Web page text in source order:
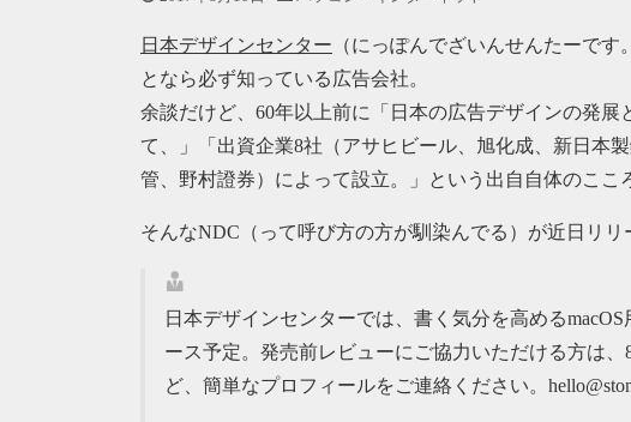
日本デザインセンター （にっぽんでざいんせんたーで
となら必ず知っている広告会社。
余談だけど、60年以上前に「日本の広告デザインの発
て、」「出資企業8社（アサヒビール、旭化成、新日本
管、野村證券）によって設立。」という出自自体のここ
そんなNDC（って呼び方の方が馴染んでる）が近日リ
日本デザインセンターでは、書く気分を高める
ース予定。発売前レビューにご協力いただける方は
ど、簡単なプロフィールをご連絡ください。